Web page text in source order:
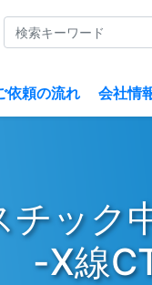
依頼の流れ(current)
会社情
チック
-X線